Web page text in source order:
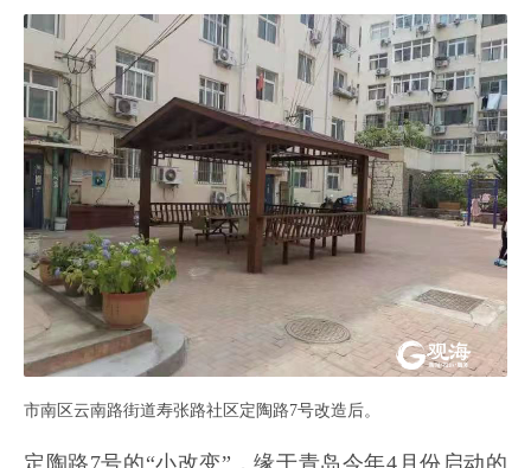
市南区云南路街道寿张路社区定陶路7号改造后。